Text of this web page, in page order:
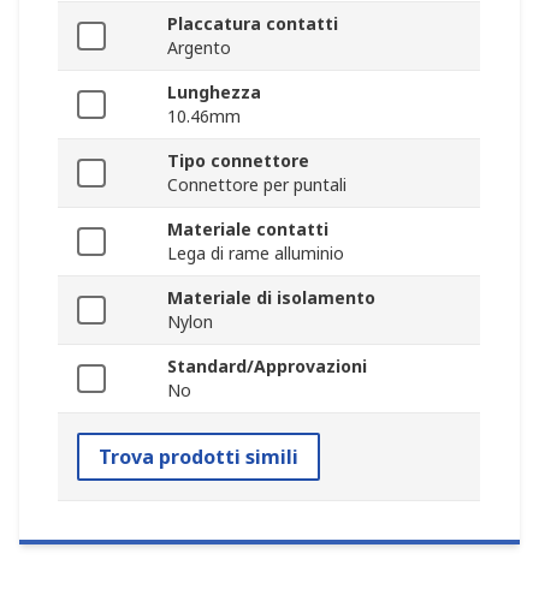
Placcatura contatti
Argento
Lunghezza
10.46mm
Tipo connettore
Connettore per puntali
Materiale contatti
Lega di rame alluminio
Materiale di isolamento
Nylon
Standard/Approvazioni
No
Trova prodotti simili